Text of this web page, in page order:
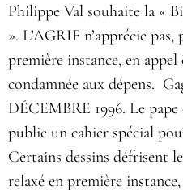
Philippe Val souhaite la «
». L’AGRIF n’apprécie
première instance, en
condamnée aux dépens.
DÉCEMBRE 1996. Le
publie un cahier spécial
Certains dessins défrisent
relaxé en première